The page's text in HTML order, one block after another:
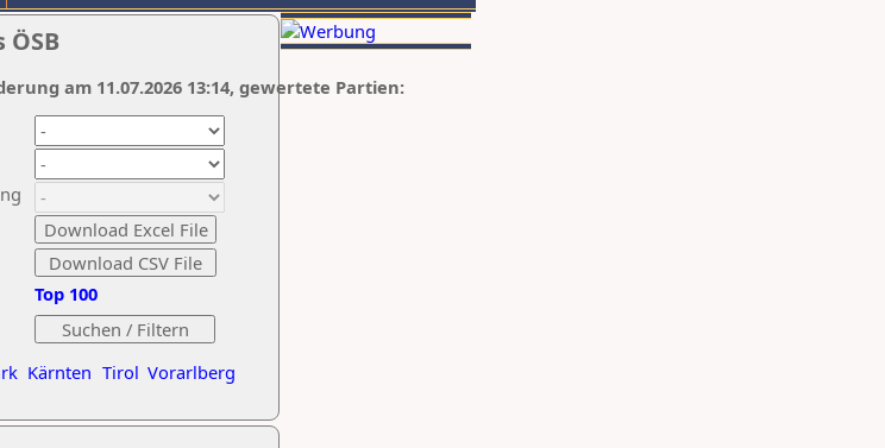
Kärnten Tirol Vorarlberg
Top 100
am 11.07.2026 13:14, gewertete Partien: